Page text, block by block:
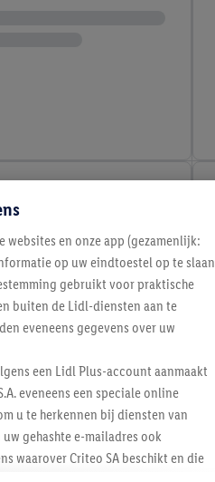
websites en onze app (gezamenlijk:
op uw eindtoestel op te slaan
gebruikt voor praktische
buiten de Lidl-diensten aan te
eveneens gegevens over uw
een Lidl Plus-account aanmaakt
eveneens een speciale online
u te herkennen bij diensten van
gehashte e-mailadres ook
waarover Criteo SA beschikt en die